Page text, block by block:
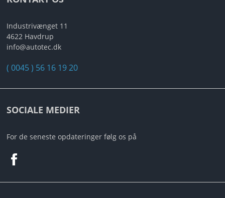
Industrivænget 11
4622 Havdrup
info@autotec.dk
( 0045 ) 56 16 19 20
SOCIALE MEDIER
For de seneste opdateringer følg os på